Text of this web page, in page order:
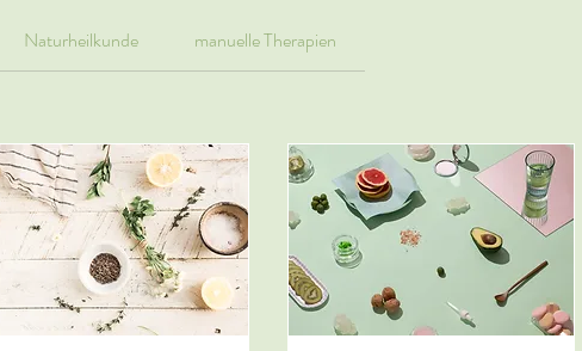
Naturheilkunde manuelle Therapien